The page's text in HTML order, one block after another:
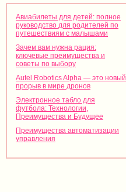
Авиабилеты для детей: полное
руководство для родителей по
путешествиям с малышами
Зачем вам нужна рация:
ключевые преимущества и
советы по выбору
Autel Robotics Alpha — это новый
прорыв в мире дронов
Электронное табло для
футбола: Технологии,
Преимущества и Будущее
Преимущества автоматизации
управления